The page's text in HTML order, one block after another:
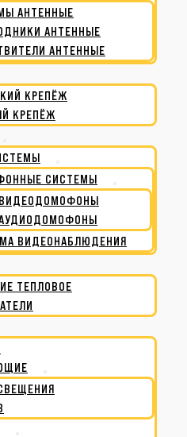
АНТЕННЫЕ
АНТЕННЫЕ
АНТЕННЫЕ
КРЕПЁЖ
КРЕПЁЖ
СИСТЕМЫ
ВИДЕОДОМОФОНЫ
ВИДЕОНАБЛЮДЕНИЯ
ТЕПЛОВОЕ